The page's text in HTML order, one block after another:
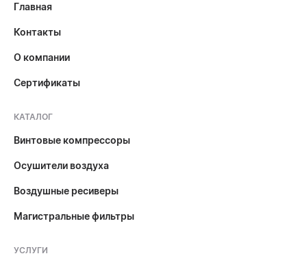
Главная
Контакты
О компании
Сертификаты
КАТАЛОГ
Винтовые компрессоры
Осушители воздуха
Воздушные ресиверы
Магистральные фильтры
УСЛУГИ